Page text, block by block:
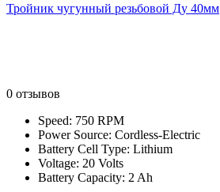
Тройник чугунный резьбовой Ду 40мм
0 отзывов
Speed: 750 RPM
Power Source: Cordless-Electric
Battery Cell Type: Lithium
Voltage: 20 Volts
Battery Capacity: 2 Ah